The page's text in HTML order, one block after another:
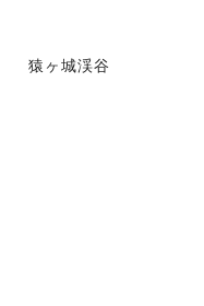
猿ヶ城渓谷